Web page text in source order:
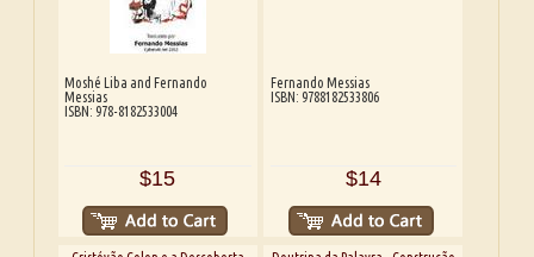
Moshé Liba and Fernando
Messias
ISBN: 978-8182533004
$15
Fernando Messias
ISBN: 9788182533806
$14